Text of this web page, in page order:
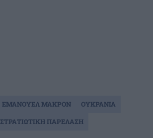
ΕΜΑΝΟΥΕΛ ΜΑΚΡΟΝ
ΟΥΚΡΑΝΙΑ
ΣΤΡΑΤΙΩΤΙΚΗ ΠΑΡΕΛΑΣΗ